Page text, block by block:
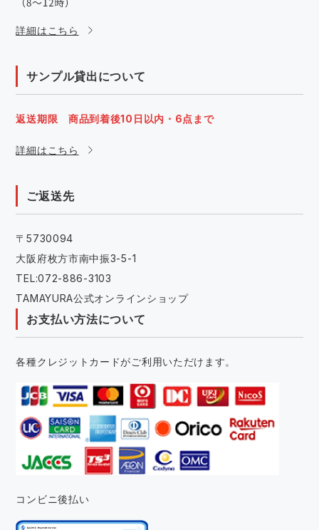
詳細はこちら
サンプル貸出について
返送期限 商品到着後10日以内・6点まで
詳細はこちら
ご返送先
〒5730094
大阪府枚方市南中振3-5-1
TEL:072-886-3103
TAMAYURA公式オンラインショップ
お支払い方法について
各種クレジットカードがご利用いただけます。
コンビニ後払い